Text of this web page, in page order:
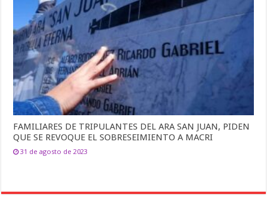
FAMILIARES DE TRIPULANTES DEL ARA SAN JUAN, PIDEN
QUE SE REVOQUE EL SOBRESEIMIENTO A MACRI
31 de agosto de 2023